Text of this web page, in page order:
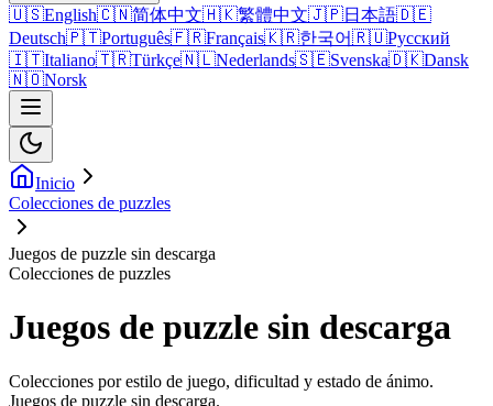
🇺🇸English🇨🇳简体中文🇭🇰繁體中文🇯🇵日本語🇩🇪
Deutsch🇵🇹Português🇫🇷Français🇰🇷한국어🇷🇺Русский
🇮🇹Italiano🇹🇷Türkçe🇳🇱Nederlands🇸🇪Svenska🇩🇰Dansk
🇳🇴Norsk
Inicio
Colecciones de puzzles
Juegos de puzzle sin descarga
Colecciones de puzzles
Juegos de puzzle sin descarga
Colecciones por estilo de juego, dificultad y estado de ánimo.
Juegos de puzzle sin descarga.